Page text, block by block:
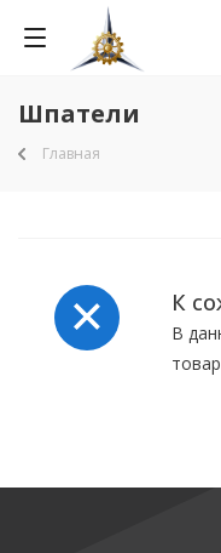
Шпатели
Главная
К
В